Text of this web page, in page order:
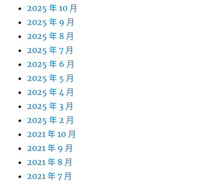
2025 年 10 月
2025 年 9 月
2025 年 8 月
2025 年 7 月
2025 年 6 月
2025 年 5 月
2025 年 4 月
2025 年 3 月
2025 年 2 月
2021 年 10 月
2021 年 9 月
2021 年 8 月
2021 年 7 月